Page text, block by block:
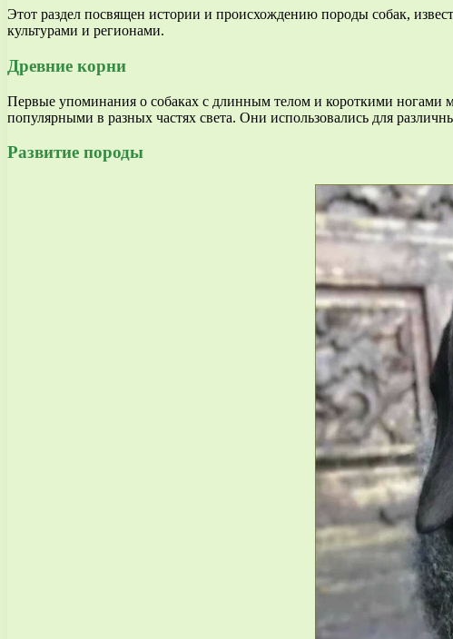
Этот раздел посвящен истории и происхождению породы собак,
культурами и регионами.
Древние корни
Первые упоминания о собаках с длинным телом и короткими ногами
популярными в разных частях света. Они использовались для
Развитие породы